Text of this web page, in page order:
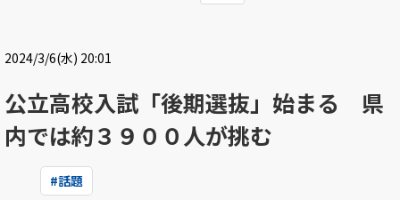
2024/3/6(水) 20:01
公立高校入試「後期選抜」始まる 県
内では約３９００人が挑む
#話題